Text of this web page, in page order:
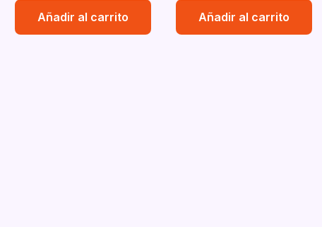
Añadir al carrito Añadir al carrito